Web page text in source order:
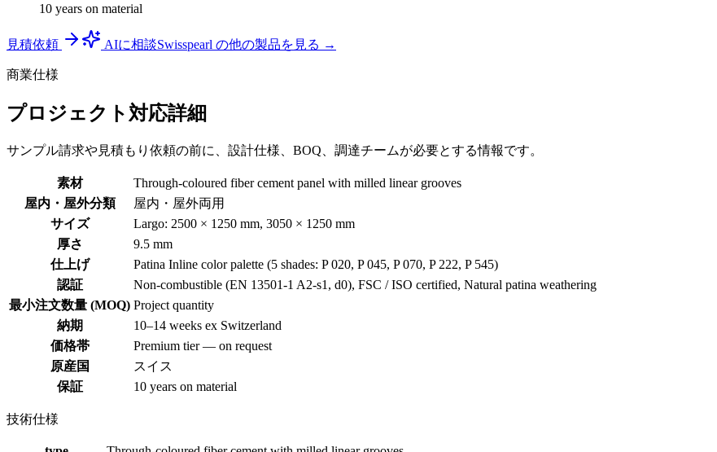
10 years on material
見積依頼 AIに相談Swisspearl の他の製品を見る →
商業仕様
プロジェクト対応詳細
サンプル請求や見積もり依頼の前に、設計仕様、BOQ、調達チームが必要とする情報です。
素材
Through-coloured fiber cement panel with milled linear grooves
屋内・屋外分類
屋内・屋外両用
サイズ
Largo: 2500 × 1250 mm, 3050 × 1250 mm
厚さ
9.5 mm
仕上げ
Patina Inline color palette (5 shades: P 020, P 045, P 070, P 222, P 545)
認証
Non-combustible (EN 13501-1 A2-s1, d0), FSC / ISO certified, Natural patina weathering
最小注文数量 (MOQ) Project quantity
納期
10–14 weeks ex Switzerland
価格帯
Premium tier — on request
原産国
スイス
保証
10 years on material
技術仕様